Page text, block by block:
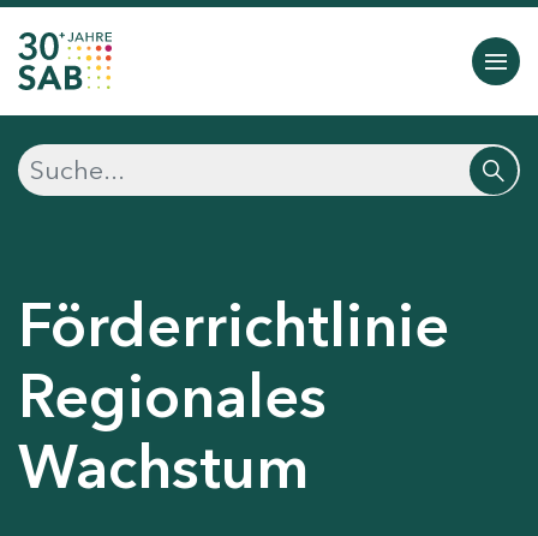
Förderrichtlinie
Regionales
Wachstum